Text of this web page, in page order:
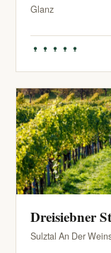
Glanz
Dreisiebner
Sulztal An Der